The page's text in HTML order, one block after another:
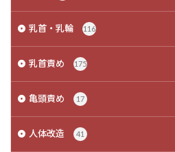
乳首・乳輪 116
乳首責め 175
亀頭責め 17
人体改造 41